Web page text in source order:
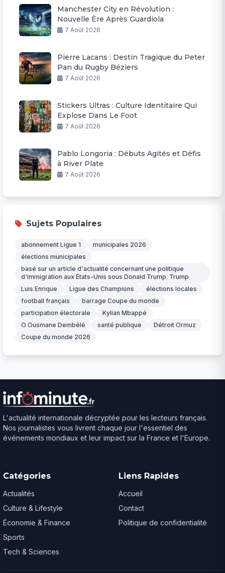
Manchester City en Révolution :
Nouvelle Ère Après Guardiola
7 Août 2026
Pierre Lacans : Destin Tragique du Peter
Pan du Rugby Béziers
7 Août 2026
Stickers Ultras : Culture Identitaire Qui
Explose Dans Le Foot
7 Août 2026
Pablo Longoria : Débuts Agités et Défis
à River Plate
7 Août 2026
Sujets Populaires
abonnement Ligue 1
municipales 2026
élections municipales
basé sur un article d'actualité concernant une politique
d'immigration aux États-Unis sous Donald Trump. Trump
Luis Enrique
Ligue des Champions
élections locales
football français
barrage Coupe du monde
participation électorale
Kylian Mbappé
O Ousmane Dembélé
santé publique
Détroit Ormuz
Coupe du monde 2026
L'actualité internationale décryptée pour les lecteurs français.
Nos journalistes vous livrent chaque jour l'essentiel des
événements mondiaux et leur impact sur la France et l'Europe.
Catégories
Actualités
Culture & Lifestyle
Économie & Finance
Sports
Tech & Sciences
Liens Rapides
Accueil
Contact
Politique de confidentialité